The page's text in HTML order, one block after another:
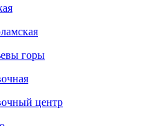
горы
центр